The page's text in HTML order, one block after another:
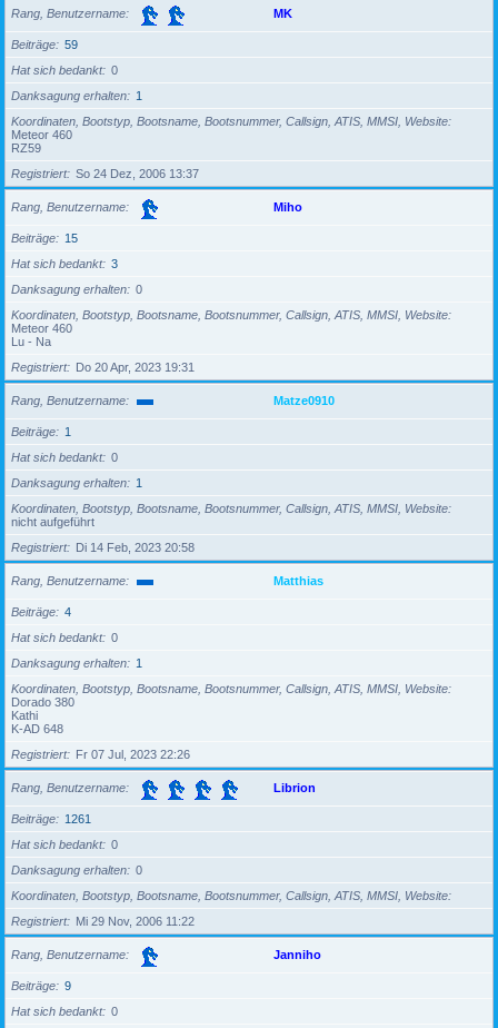
Rang, Benutzername MK
Beiträge
59
Hat sich bedankt
0
Danksagung erhalten
1
Koordinaten, Bootstyp, Bootsname, Bootsnummer, Callsign, ATIS, MMSI, Website
Meteor 460
RZ59
Registriert
So 24 Dez, 2006 13:37
Rang, Benutzername Miho
Beiträge
15
Hat sich bedankt
3
Danksagung erhalten
0
Koordinaten, Bootstyp, Bootsname, Bootsnummer, Callsign, ATIS, MMSI, Website
Meteor 460
Lu - Na
Registriert
Do 20 Apr, 2023 19:31
Rang, Benutzername Matze0910
Beiträge
1
Hat sich bedankt
0
Danksagung erhalten
1
Koordinaten, Bootstyp, Bootsname, Bootsnummer, Callsign, ATIS, MMSI, Website
nicht aufgeführt
Registriert
Di 14 Feb, 2023 20:58
Rang, Benutzername Matthias
Beiträge
4
Hat sich bedankt
0
Danksagung erhalten
1
Koordinaten, Bootstyp, Bootsname, Bootsnummer, Callsign, ATIS, MMSI, Website
Dorado 380
Kathi
K-AD 648
Registriert
Fr 07 Jul, 2023 22:26
Rang, Benutzername Librion
Beiträge
1261
Hat sich bedankt
0
Danksagung erhalten
0
Koordinaten, Bootstyp, Bootsname, Bootsnummer, Callsign, ATIS, MMSI, Website
Registriert
Mi 29 Nov, 2006 11:22
Rang, Benutzername Janniho
Beiträge
9
Hat sich bedankt
0